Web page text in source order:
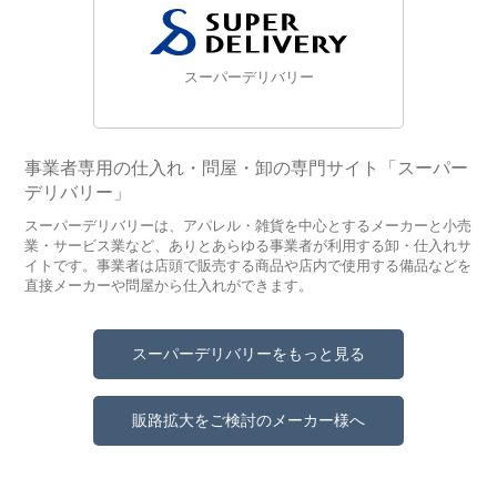
スーパーデリバリー
事業者専用の仕入れ・問屋・卸の専門サイト「スーパー
デリバリー」
スーパーデリバリーは、アパレル・雑貨を中心とするメーカーと小売
業・サービス業など、ありとあらゆる事業者が利用する卸・仕入れサ
イトです。事業者は店頭で販売する商品や店内で使用する備品などを
直接メーカーや問屋から仕入れができます。
スーパーデリバリーをもっと見る
販路拡大をご検討のメーカー様へ